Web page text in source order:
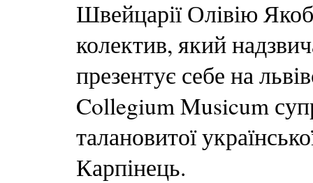
Швейцарії Олівію
колектив, який
презентує себе на
Collegium Musicum
талановитої
Карпінець.